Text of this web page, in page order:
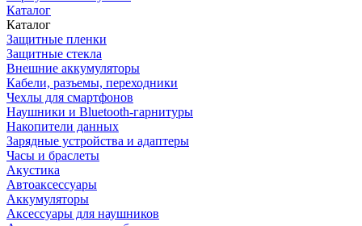
Каталог
Каталог
Защитные пленки
Защитные стекла
Внешние аккумуляторы
Кабели, разъемы, переходники
Чехлы для смартфонов
Наушники и Bluetooth-гарнитуры
Накопители данных
Зарядные устройства и адаптеры
Часы и браслеты
Акустика
Автоаксессуары
Аккумуляторы
Аксессуары для наушников